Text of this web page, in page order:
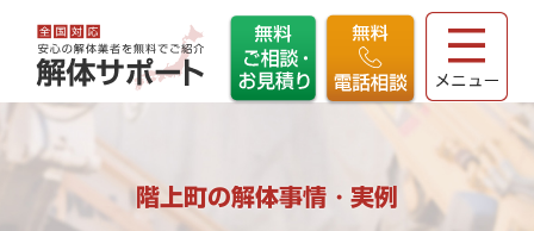
階上町の解体事情・実例